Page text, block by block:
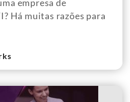
empresa de
Há muitas razões para